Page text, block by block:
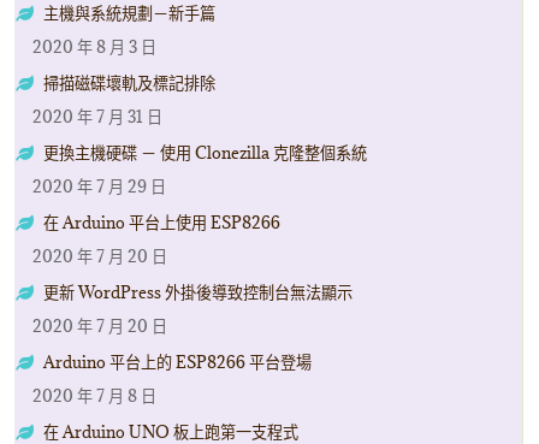
主機與系統規劃－新手篇
2020 年 8 月 3 日
掃描磁碟壞軌及標記排除
2020 年 7 月 31 日
更換主機硬碟 － 使用 Clonezilla 克隆整個系統
2020 年 7 月 29 日
在 Arduino 平台上使用 ESP8266
2020 年 7 月 20 日
更新 WordPress 外掛後導致控制台無法顯示
2020 年 7 月 20 日
Arduino 平台上的 ESP8266 平台登場
2020 年 7 月 8 日
在 Arduino UNO 板上跑第一支程式